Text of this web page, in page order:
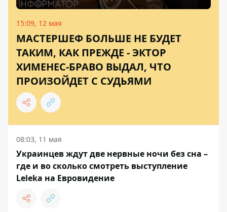
15:09, 12 мая
МАСТЕРШЕФ БОЛЬШЕ НЕ БУДЕТ
ТАКИМ, КАК ПРЕЖДЕ - ЭКТОР
ХИМЕНЕС-БРАВО ВЫДАЛ, ЧТО
ПРОИЗОЙДЕТ С СУДЬЯМИ
08:03, 11 мая
Украинцев ждут две нервные ночи без сна –
где и во сколько смотреть выступление
Leleka на Евровидение